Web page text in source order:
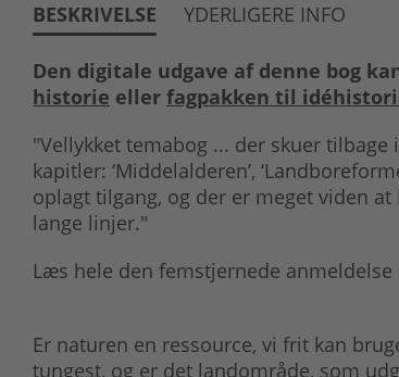
BESKRIVELSE YDERLIGERE INFO
Den digitale udgave af denne bog
historie eller fagpakken til
"Vellykket temabog ... der skuer
kapitler: ‘Middelalderen’,
oplagt tilgang, og der er meget viden
lange linjer."
Læs hele den femstjernede anmeldelse
Er naturen en ressource, vi frit kan
tungest, og er det landområde, som